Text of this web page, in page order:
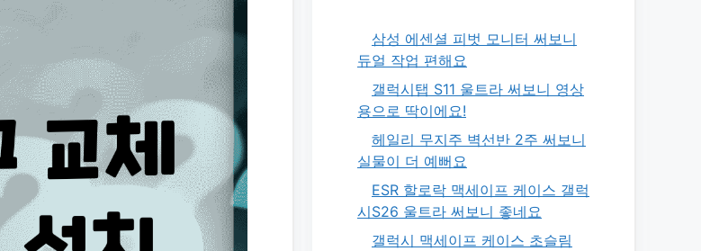
삼성 에센셜 피벗 모니터 써보니
듀얼 작업 편해요
갤럭시탭 S11 울트라 써보니 영상
용으로 딱이에요!
헤일리 무지주 벽선반 2주 써보니
실물이 더 예뻐요
ESR 할로락 맥세이프 케이스 갤럭
시S26 울트라 써보니 좋네요
갤럭시 맥세이프 케이스 초슬림